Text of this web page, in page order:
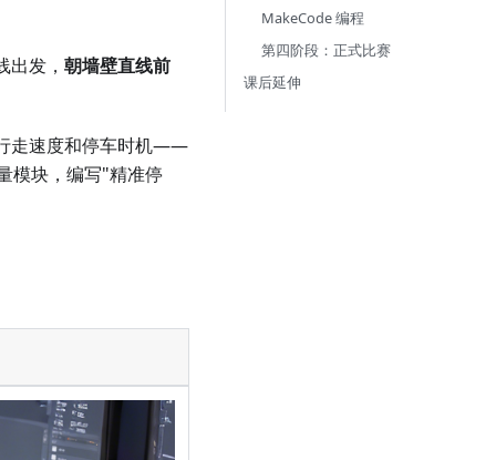
发， 朝墙壁直线前
走速度和停车时机——
模块，编写"精准停
MakeCode 编程
第四阶段：正式比赛
课后延伸